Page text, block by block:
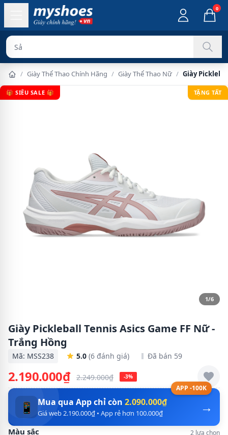
0
Sản phẩm chính
/ Giày Thể Thao Chính Hãng / Giày Thể Thao Nữ / Giày
🎁 SIÊU SALE 🎁 TẶNG TẤT
1/6
Giày Pickleball Tennis Asics Game FF Nữ -
Trắng Hồng
Mã: MSS238 5.0 (6 đánh giá) Đã bán 59
2.190.000₫ 2.249.000₫ -3%
APP -100K
→
📱 Mua qua App chỉ còn 2.090.000₫
Giá web 2.190.000₫ • App rẻ hơn 100.000₫
Màu sắc 2 lựa chọn